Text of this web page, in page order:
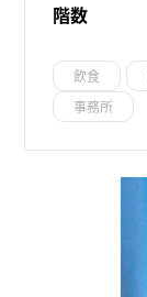
階数
飲食
事務所